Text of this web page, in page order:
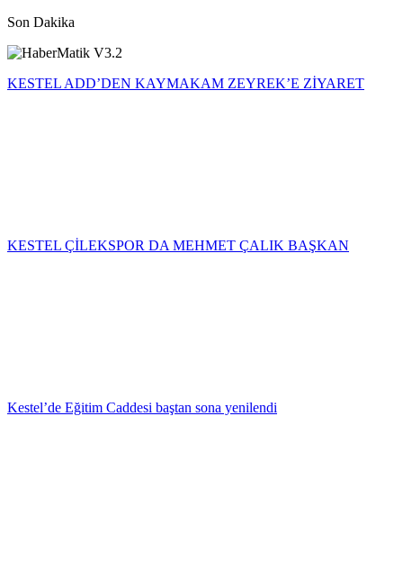
Son Dakika
KESTEL ADD’DEN KAYMAKAM ZEYREK’E ZİYARET
KESTEL ÇİLEKSPOR DA MEHMET ÇALIK BAŞKAN
Kestel’de Eğitim Caddesi baştan sona yenilendi